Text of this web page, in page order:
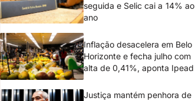
seguida e Selic cai a 14% ao
ano
Inflação desacelera em Belo
Horizonte e fecha julho com
alta de 0,41%, aponta Ipead
Justiça mantém penhora de